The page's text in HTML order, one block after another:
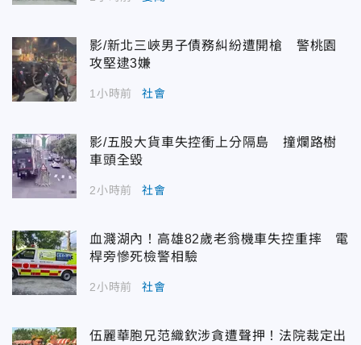
影/新北三峽男子債務糾紛遭開槍 警桃園
攻堅逮3嫌
1小時前 社會
影/五股大貨車失控衝上分隔島 撞爛路樹
車頭全毀
2小時前 社會
血濺湖內！高雄82歲老翁機車失控重摔 電
桿旁慘死檢警相驗
2小時前 社會
伍麗華胞兄范織欽涉貪遭聲押！法院裁定出